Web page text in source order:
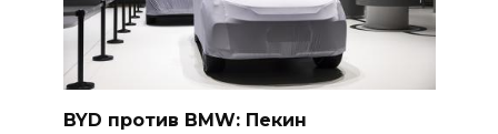
BYD против BMW: Пекин